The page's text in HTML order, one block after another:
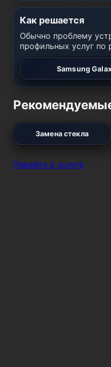
Как решается
Обычно проблему
профильных услуг по
Samsung
Замена стекла
Перейти к услуге